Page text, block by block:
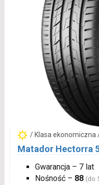
/ Klasa ekonomiczna
Matador Hectorra
Gwarancja – 7 lat
Nośność – 88 (do